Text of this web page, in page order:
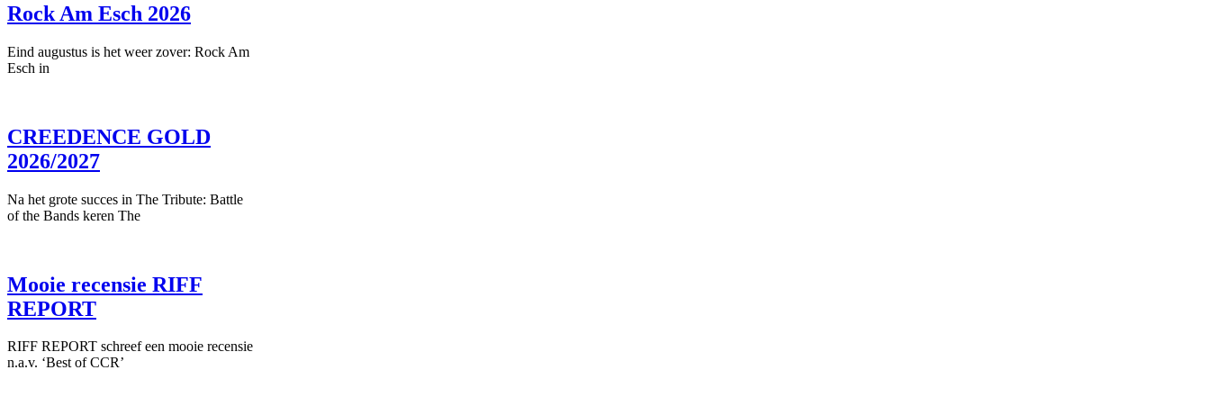
Rock Am Esch 2026
Eind augustus is het weer zover: Rock Am
Esch in
CREEDENCE GOLD
2026/2027
Na het grote succes in The Tribute: Battle
of the Bands keren The
Mooie recensie RIFF
REPORT
RIFF REPORT schreef een mooie recensie
n.a.v. ‘Best of CCR’